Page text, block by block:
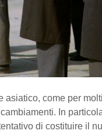
asiatico, come per molti
In
di costituire il